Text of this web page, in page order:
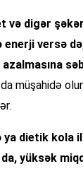
və digər
enerji versə
müşahidə
ya dietik kola
yüksək